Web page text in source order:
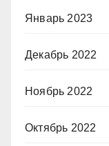
Январь 2023
Декабрь 2022
Ноябрь 2022
Октябрь 2022